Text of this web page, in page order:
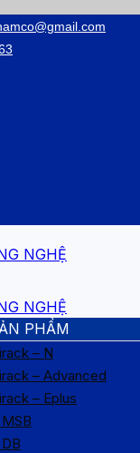
PHẨM
– N
– Advanced
– Eplus